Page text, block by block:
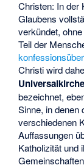
Christen: In der
Glaubens
verkündet,
Teil der
Christi wird
Universalkirche
bezeichnet,
Sinne, in denen
verschiedenen
Auffassungen
Katholizität und